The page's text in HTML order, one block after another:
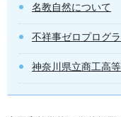
名教自然について
不祥事ゼロプログ
神奈川県立商工高